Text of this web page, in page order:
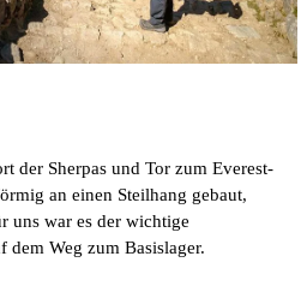
der Sherpas und Tor zum Everest-
an einen Steilhang gebaut,
uns war es der wichtige
Weg zum Basislager.